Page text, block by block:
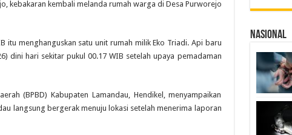
kebakaran kembali melanda rumah warga di Desa Purworejo
itu menghanguskan satu unit rumah milik Eko Triadi. Api baru
dini hari sekitar pukul 00.17 WIB setelah upaya pemadaman
(BPBD) Kabupaten Lamandau, Hendikel, menyampaikan
langsung bergerak menuju lokasi setelah menerima laporan
Nasional